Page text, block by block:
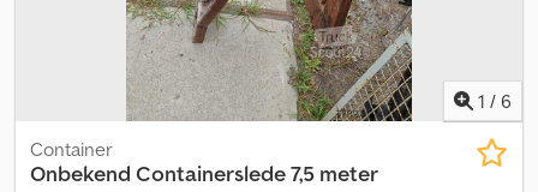
1 / 6
Container
Onbekend Containerslede 7,5 meter